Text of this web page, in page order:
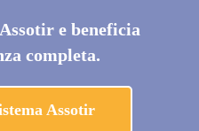
e beneficia
completa.
Assotir